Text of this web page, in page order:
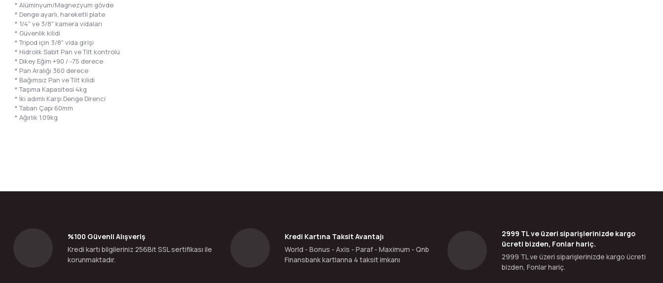
* Alüminyum/Magnezyum gövde
* Denge ayarlı, hareketli plate
* 1/4" ve 3/8" kamera vidaları
* Güvenlik kilidi
* Tripod için 3/8" vida girişi
* Hidrolik Sabit Pan ve Tilt kontrolü
* Dikey Eğim +90 / -75 derece
* Pan Aralığı 360 derece
* Bağımsız Pan ve Tilt kilidi
* Taşıma Kapasitesi 4kg
* İki adımlı Karşı Denge Direnci
* Taban Çapı 60mm
* Ağırlık 1.09kg
Ürün fiyatı diğer sitelerden daha pahalı.
Bu ürüne benzer farklı alternatifler olmalı.
%100 Güvenli Alışveriş
Kredi kartı bilgileriniz 256Bit SSL sertifikası ile
korunmaktadır.
Kredi Kartına Taksit Avantajı
World - Bonus - Axis - Paraf - Maximum - Qnb
Finansbank kartlarına 4 taksit imkanı
2999 TL ve üzeri siparişlerinizde kargo
ücreti bizden, Fonlar hariç.
2999 TL ve üzeri siparişlerinizde kargo ücreti
bizden, Fonlar hariç.